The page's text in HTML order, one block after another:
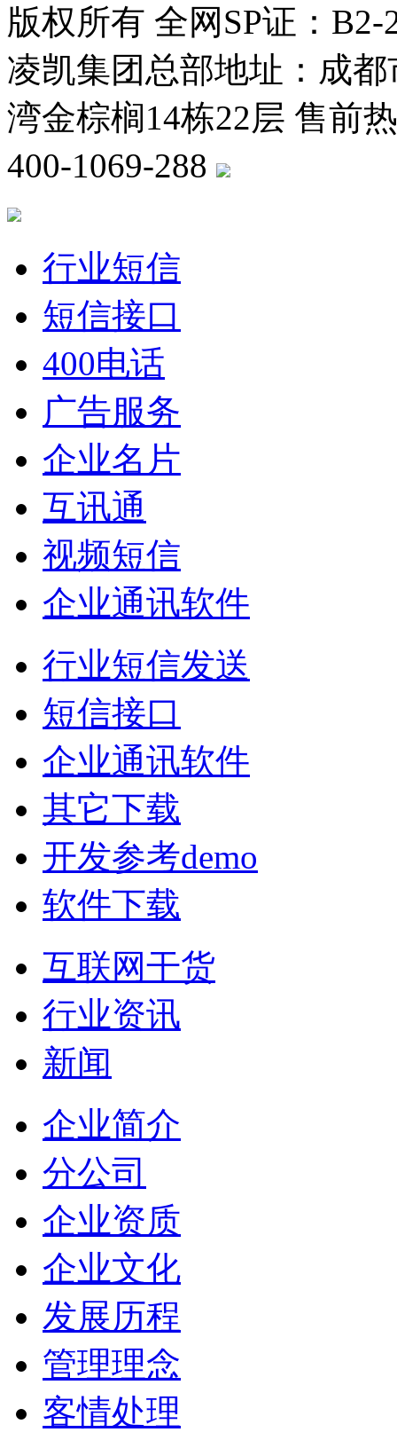
版权所有 全网SP证：B2-
凌凯集团总部地址：成
湾金棕榈14栋22层 售前
400-1069-288
行业短信
短信接口
400电话
广告服务
企业名片
互讯通
视频短信
企业通讯软件
行业短信发送
短信接口
企业通讯软件
其它下载
开发参考demo
软件下载
互联网干货
行业资讯
新闻
企业简介
分公司
企业资质
企业文化
发展历程
管理理念
客情处理